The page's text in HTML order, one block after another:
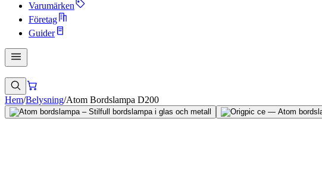
Varumärken
Företag
Guider
Hem/Belysning/Atom Bordslampa D200